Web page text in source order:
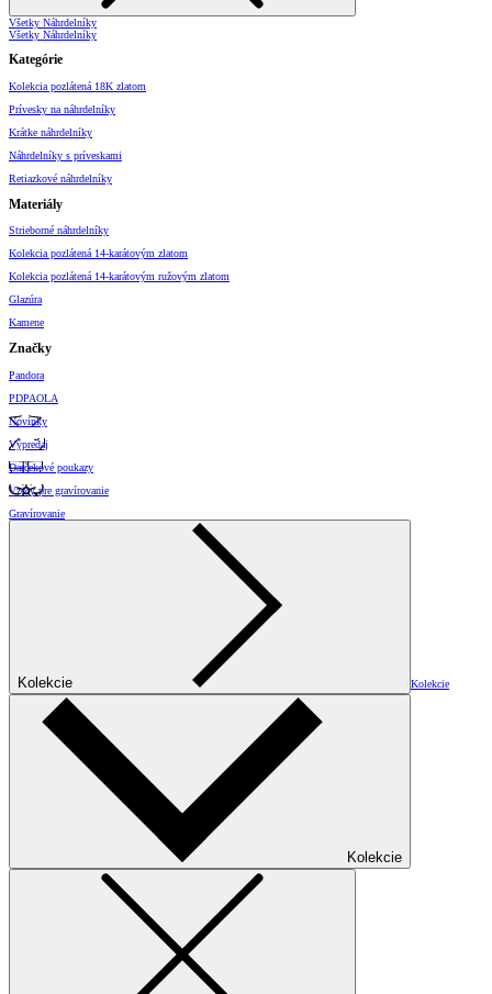
Všetky Náhrdelníky
Všetky Náhrdelníky
Kategórie
Kolekcia pozlátená 18K zlatom
Prívesky na náhrdelníky
Krátke náhrdelníky
Náhrdelníky s príveskami
Retiazkové náhrdelníky
Materiály
Strieborné náhrdelníky
Kolekcia pozlátená 14-karátovým zlatom
Kolekcia pozlátená 14-karátovým ružovým zlatom
Glazúra
Kamene
Značky
Pandora
PDPAOLA
Novinky
Výpredaj
Darčekové poukazy
Vzory pre gravírovanie
Gravírovanie
Kolekcie Kolekcie
Kolekcie